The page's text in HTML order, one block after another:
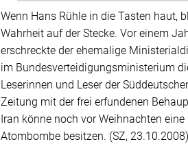
Wenn Hans Rühle in die Tasten haut,
Wahrheit auf der Stecke. Vor einem
erschreckte der ehemalige
im Bundesverteidigungsministerium
Leserinnen und Leser der
Zeitung mit der frei erfundenen
Iran könne noch vor Weihnachten eine
Atombombe besitzen. (SZ,